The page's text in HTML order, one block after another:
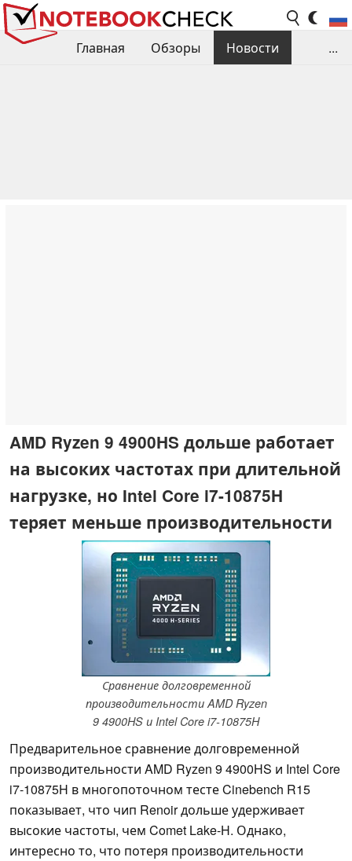
Главная Обзоры
Новости
...
AMD Ryzen 9 4900HS дольше работает
на высоких частотах при длительной
нагрузке, но Intel Core i7-10875H
теряет меньше производительности
Сравнение долговременной
производительности AMD Ryzen
9 4900HS и Intel Core i7-10875H
Предварительное сравнение долговременной
производительности AMD Ryzen 9 4900HS и Intel Core
i7-10875H в многопоточном тесте Cinebench R15
показывает, что чип Renoir дольше удерживает
высокие частоты, чем Comet Lake-H. Однако,
интересно то, что потеря производительности